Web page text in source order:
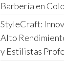
Barbería en
StyleCraft:
Alto
y Estilistas